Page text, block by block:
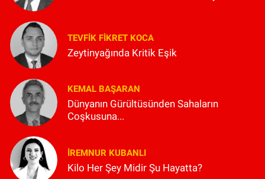
TEVFIK FIKRET KOCA
Zeytinyağında Kritik Eşik
KEMAL BAŞARAN
Dünyanın Gürültüsünden Sahaların
Coşkusuna...
İREMNUR KUBANLI
Kilo Her Şey Midir Şu Hayatta?